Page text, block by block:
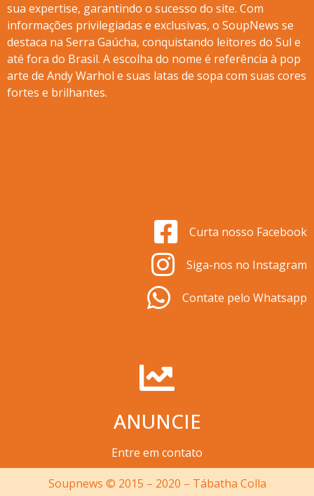
sua expertise, garantindo o sucesso do site. Com
informações privilegiadas e exclusivas, o SoupNews se
destaca na Serra Gaúcha, conquistando leitores do Sul e
até fora do Brasil. A escolha do nome é referência à pop
arte de Andy Warhol e suas latas de sopa com suas cores
fortes e brilhantes.
Curta nosso Facebook
Siga-nos no Instagram
Contate pelo Whatsapp
ANUNCIE
Entre em contato
Soupnews © 2015 – 2020 – Tábatha Colla